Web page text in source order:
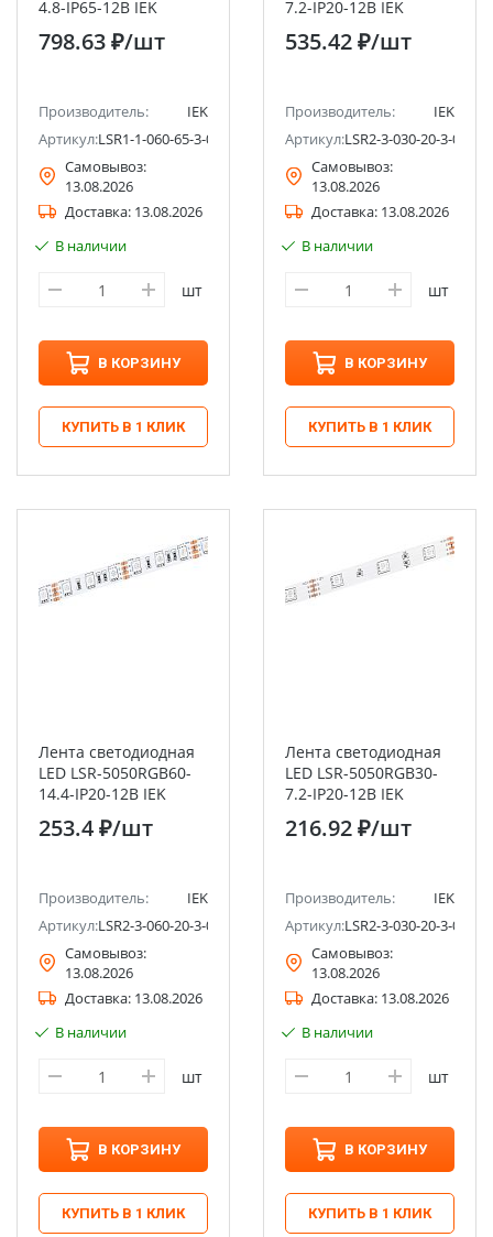
4.8-IP65-12В IEK
798.63 ₽/шт
Производитель:
IEK
Артикул:LSR1-1-060-65-3-05
Самовывоз:
13.08.2026
Доставка: 13.08.2026
В наличии
шт
В КОРЗИНУ
КУПИТЬ В 1 КЛИК
7.2-IP20-12В IEK
535.42 ₽/шт
Производитель:
IEK
Артикул:LSR2-3-030-20-3-05
Самовывоз:
13.08.2026
Доставка: 13.08.2026
В наличии
шт
В КОРЗИНУ
КУПИТЬ В 1 КЛИК
Лента светодиодная
LED LSR-5050RGB60-
14.4-IP20-12В IEK
253.4 ₽/шт
Производитель:
IEK
Артикул:LSR2-3-060-20-3-03
Самовывоз:
13.08.2026
Доставка: 13.08.2026
В наличии
шт
В КОРЗИНУ
КУПИТЬ В 1 КЛИК
Лента светодиодная
LED LSR-5050RGB30-
7.2-IP20-12В IEK
216.92 ₽/шт
Производитель:
IEK
Артикул:LSR2-3-030-20-3-03
Самовывоз:
13.08.2026
Доставка: 13.08.2026
В наличии
шт
В КОРЗИНУ
КУПИТЬ В 1 КЛИК